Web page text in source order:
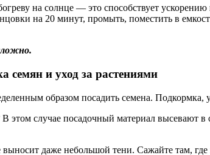
на солнце — это способствует
на 20 минут, промыть, поместить в
и уход за растениями
образом посадить семена. Подкормка,
случае посадочный материал высевают в
даже небольшой тени. Сажайте там, где